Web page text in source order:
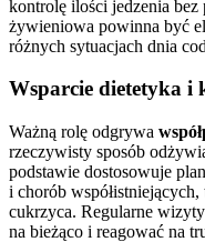
kontrolę ilości jedzenia
żywieniowa powinna być
różnych sytuacjach dnia
Wsparcie dietetyka i
Ważną rolę odgrywa
rzeczywisty sposób
podstawie dostosowuje
i chorób
cukrzyca. Regularne
na bieżąco i reagować na